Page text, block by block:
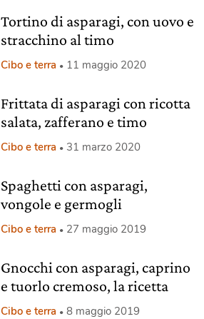
Tortino di asparagi, con uovo e
stracchino al timo
Cibo e terra 11 maggio 2020
Frittata di asparagi con ricotta
salata, zafferano e timo
Cibo e terra 31 marzo 2020
Spaghetti con asparagi,
vongole e germogli
Cibo e terra 27 maggio 2019
Gnocchi con asparagi, caprino
e tuorlo cremoso, la ricetta
Cibo e terra 8 maggio 2019